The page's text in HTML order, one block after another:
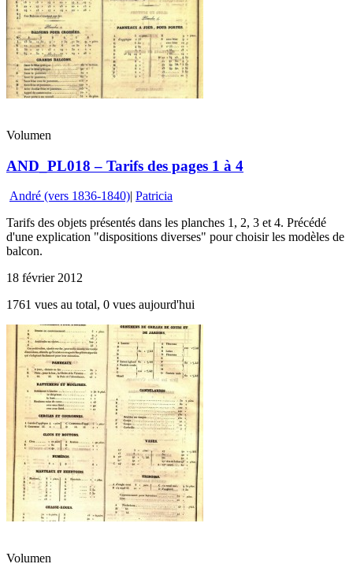
Volumen
AND_PL018 – Tarifs des pages 1 à 4
André (vers 1836-1840)| Patricia
Tarifs des objets présentés dans les planches 1, 2, 3 et 4. Précédé
d'une explication "dispositions diverses" pour choisir les modèles de
balcon.
18 février 2012
1761 vues au total, 0 vues aujourd'hui
Volumen